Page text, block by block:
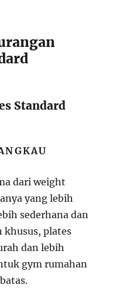
Standard
dari weight
yang lebih
sederhana dan
plates
dan lebih
gym rumahan